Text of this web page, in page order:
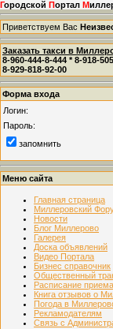
Городской Портал М
Приветствуем Вас
Заказать такси в
8-960-444-8-444 * 8-918-
8-929-818-92-00
Форма входа
Логин:
Пароль:
запомнить
Меню сайта
Главная страница
Миллеровский
Новости
Блог Миллерово
Галерея
Доска объявлений
Видео Портала
Бизнес справочник
Общественный
Расписание
Книга отзывов о
Погода в
Рекламодателям
Связь с